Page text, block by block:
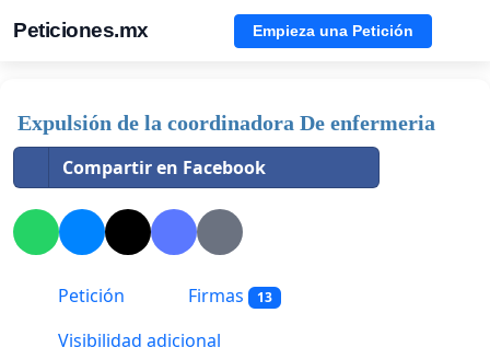
Peticiones.mx Empieza una Petición
Expulsión de la coordinadora De enfermeria
Compartir en Facebook
Petición Firmas 13
Visibilidad adicional